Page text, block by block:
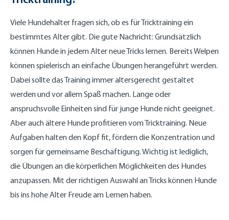
Viele Hundehalter fragen sich, ob es für Tricktraining ein
bestimmtes Alter gibt. Die gute Nachricht: Grundsätzlich
können Hunde in jedem Alter neue Tricks lernen. Bereits Welpen
können spielerisch an einfache Übungen herangeführt werden.
Dabei sollte das Training immer altersgerecht gestaltet
werden und vor allem Spaß machen. Lange oder
anspruchsvolle Einheiten sind für junge Hunde nicht geeignet.
Aber auch ältere Hunde profitieren vom Tricktraining. Neue
Aufgaben halten den Kopf fit, fördern die Konzentration und
sorgen für gemeinsame Beschäftigung. Wichtig ist lediglich,
die Übungen an die körperlichen Möglichkeiten des Hundes
anzupassen. Mit der richtigen Auswahl an Tricks können Hunde
bis ins hohe Alter Freude am Lernen haben.